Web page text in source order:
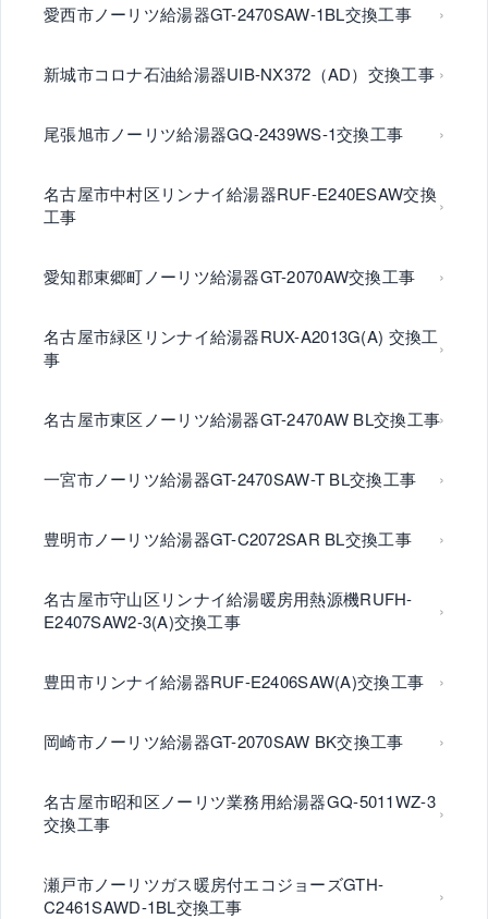
愛西市ノーリツ給湯器GT-2470SAW-1BL交換工事
新城市コロナ石油給湯器UIB-NX372（AD）交換工事
尾張旭市ノーリツ給湯器GQ-2439WS-1交換工事
名古屋市中村区リンナイ給湯器RUF-E240ESAW交換
工事
愛知郡東郷町ノーリツ給湯器GT-2070AW交換工事
名古屋市緑区リンナイ給湯器RUX-A2013G(A) 交換工
事
名古屋市東区ノーリツ給湯器GT-2470AW BL交換工事
一宮市ノーリツ給湯器GT-2470SAW-T BL交換工事
豊明市ノーリツ給湯器GT-C2072SAR BL交換工事
名古屋市守山区リンナイ給湯暖房用熱源機RUFH-
E2407SAW2-3(A)交換工事
豊田市リンナイ給湯器RUF-E2406SAW(A)交換工事
岡崎市ノーリツ給湯器GT-2070SAW BK交換工事
名古屋市昭和区ノーリツ業務用給湯器GQ-5011WZ-3
交換工事
瀬戸市ノーリツガス暖房付エコジョーズGTH-
C2461SAWD-1BL交換工事